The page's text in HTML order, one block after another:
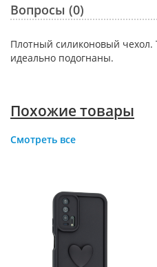
Вопросы (0)
Плотный силиконовый
идеально подогнаны.
Похожие товары
Смотреть все